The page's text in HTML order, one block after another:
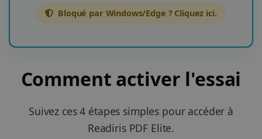
Bloqué par Windows/Edge ? Cliquez ici.
Comment activer l'essai
Suivez ces 4 étapes simples pour accéder à
Readiris PDF Elite.